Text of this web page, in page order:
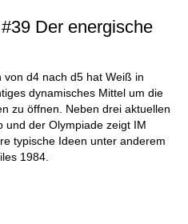
Der energische
von d4 nach d5 hat Weiß in
dynamisches Mittel um die
zu öffnen. Neben drei aktuellen
und der Olympiade zeigt IM
typische Ideen unter anderem
1984.